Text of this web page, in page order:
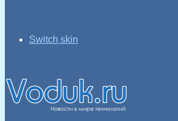
Switch skin